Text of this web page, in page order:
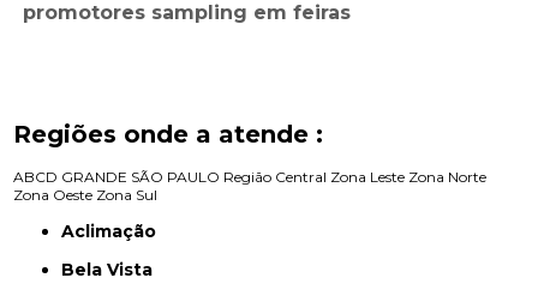
promotores sampling em feiras
Regiões onde a atende :
ABCD GRANDE SÃO PAULO Região Central Zona Leste Zona Norte
Zona Oeste Zona Sul
Aclimação
Bela Vista